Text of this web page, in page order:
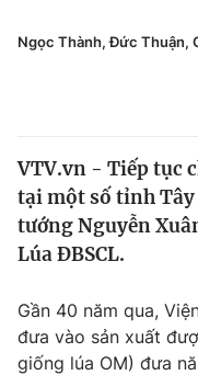
Thế giới
Tin tức
Câu chuyện quốc tế
Tài chính
Thị trường
Dữ liệu và đời sống
Đời sống
Ngọc Thành, Đức Thuận,
VTV.vn - Tiếp tục
tại một số tỉnh Tây
tướng Nguyễn
Lúa ĐBSCL.
Gần 40 năm qua,
đưa vào sản xuất
giống lúa OM) đưa